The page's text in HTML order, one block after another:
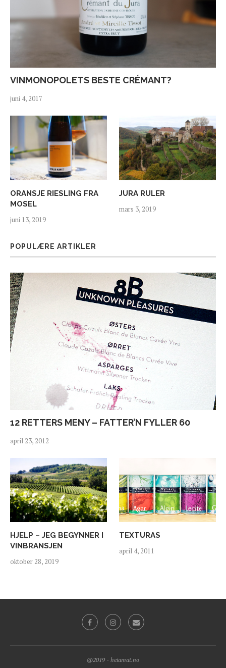
VINMONOPOLETS BESTE CRÉMANT?
juni 4, 2017
ORANSJE RIESLING FRA
MOSEL
juni 13, 2019
JURA RULER
mars 3, 2019
POPULÆRE ARTIKLER
12 RETTERS MENY – FATTER’N FYLLER 60
april 23, 2012
HJELP – JEG BEGYNNER I
VINBRANSJEN
oktober 28, 2019
TEXTURAS
april 4, 2011
@2019 - heiamat.no